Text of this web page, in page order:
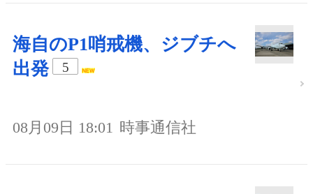
海自のP1哨戒機、ジブチへ
出発
5
08月09日 18:01 時事通信社